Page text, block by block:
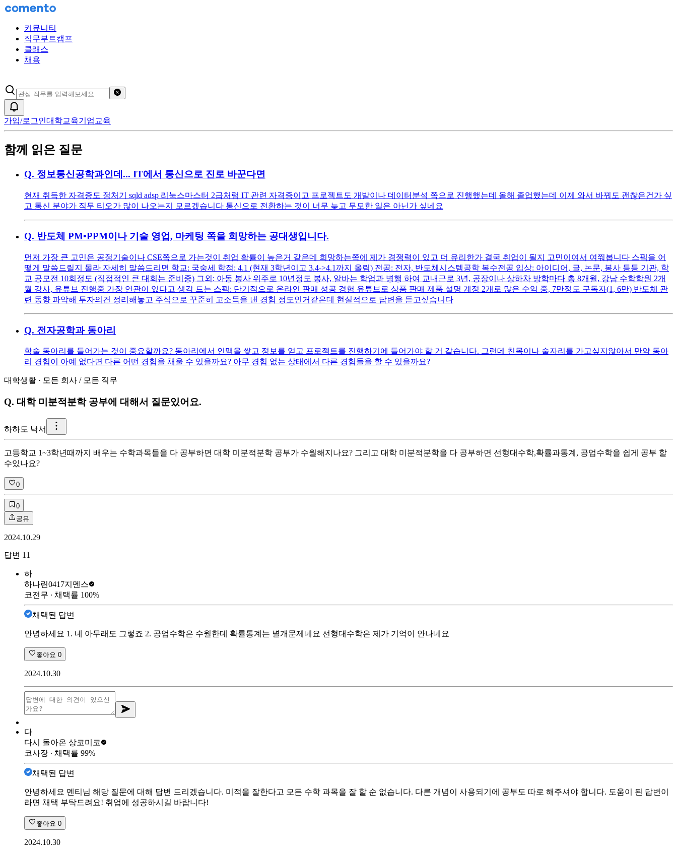
커뮤니티
직무부트캠프
클래스
채용
가입/로그인대학교육기업교육
함께 읽은 질문
Q. 정보통신공학과인데... IT에서 통신으로 진로 바꾼다면
현재 취득한 자격증도 정처기 sqld adsp 리눅스마스터 2급처럼 IT 관련 자격증이고 프로젝트도 개발이나 데이터분석 쪽으로 진행했는데 올해 졸업했는데 이제 와서 바꿔도 괜찮은건가 싶
고 통신 분야가 직무 티오가 많이 나오는지 모르겠습니다 통신으로 전환하는 것이 너무 늦고 무모한 일은 아닌가 싶네요
Q. 반도체 PM•PPM이나 기술 영업, 마케팅 쪽을 희망하는 공대생입니다.
먼저 가장 큰 고민은 공정기술이나 CSE쪽으로 가는것이 취업 확률이 높은거 같은데 희망하는쪽에 제가 경쟁력이 있고 더 유리한가 결국 취업이 될지 고민이여서 여쭤봅니다 스펙을 어
떻게 말씀드릴지 몰라 자세히 말씀드리면 학교: 국숭세 학점: 4.1 (현재 3학년이고 3.4->4.1까지 올림) 전공: 전자, 반도체시스템공학 복수전공 입상: 아이디어, 글, 논문, 봉사 등등 기관, 학
교 공모전 10회정도 (직접적인 큰 대회는 준비중) 그외: 아동 봉사 위주로 10년정도 봉사, 알바는 학업과 병행 하여 교내근로 3년, 공장이나 상하차 방학마다 총 8개월, 강남 수학학원 2개
월 강사, 유튜브 진행중 가장 연관이 있다고 생각 드는 스펙: 단기적으로 온라인 판매 성공 경험 유튜브로 상품 판매 제품 설명 계정 2개로 많은 수익 중, 7만정도 구독자(1, 6만) 반도체 관
련 동향 파악해 투자의견 정리해놓고 주식으로 꾸준히 고소득을 낸 경험 정도인거같은데 현실적으로 답변을 듣고싶습니다
Q. 전자공학과 동아리
학술 동아리를 들어가는 것이 중요할까요? 동아리에서 인맥을 쌓고 정보를 얻고 프로젝트를 진행하기에 들어가야 할 거 같습니다. 그런데 친목이나 술자리를 가고싶지않아서 만약 동아
리 경험이 아예 없다면 다른 어떤 경험을 채울 수 있을까요? 아무 경험 없는 상태에서 다른 경험들을 할 수 있을까요?
대학생활 · 모든 회사 / 모든 직무
Q. 대학 미분적분학 공부에 대해서 질문있어요.
하하도 낙서
고등학교 1~3학년때까지 배우는 수학과목들을 다 공부하면 대학 미분적분학 공부가 수월해지나요? 그리고 대학 미분적분학을 다 공부하면 선형대수학,확률과통계, 공업수학을 쉽게 공부 할
수있나요?
0
0
공유
2024.10.29
답변 11
하
하나린0417지멘스
코전무 ∙ 채택률 100%
채택된 답변
안녕하세요 1. 네 아무래도 그렇죠 2. 공업수학은 수월한데 확률통계는 별개문제네요 선형대수학은 제가 기억이 안나네요
좋아요 0
2024.10.30
다
다시 돌아온 상코미코
코사장 ∙ 채택률 99%
채택된 답변
안녕하세요 멘티님 해당 질문에 대해 답변 드리겠습니다. 미적을 잘한다고 모든 수학 과목을 잘 할 순 없습니다. 다른 개념이 사용되기에 공부도 따로 해주셔야 합니다. 도움이 된 답변이
라면 채택 부탁드려요! 취업에 성공하시길 바랍니다!
좋아요 0
2024.10.30